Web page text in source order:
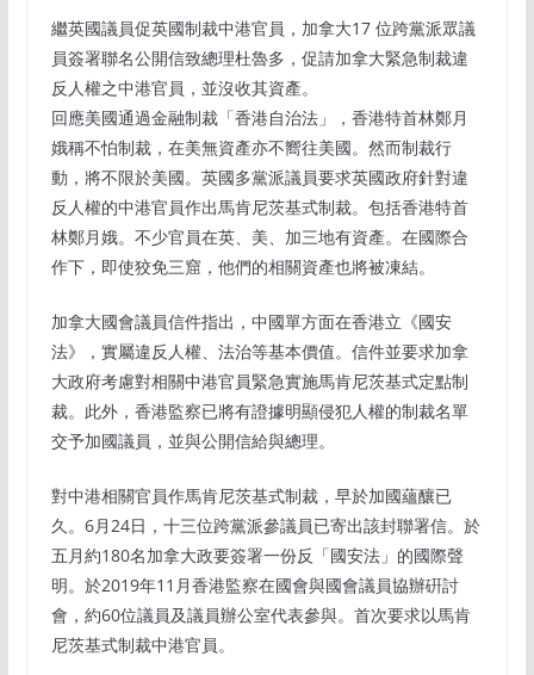
繼英國議員促英國制裁中港官員，加拿⼤17 位跨黨派眾議
員簽署聯名公開信致總理杜魯多，促請加拿⼤緊急制裁違
反⼈權之中港官員，並沒收其資產。
回應美國通過⾦融制裁「⾹港⾃治法」，⾹港特⾸林鄭⽉
娥稱不怕制裁，在美無資產亦不嚮往美國。然⽽制裁⾏
動，將不限於美國。英國多黨派議員要求英國政府針對違
反⼈權的中港官員作出⾺肯尼茨基式制裁。包括⾹港特⾸
林鄭⽉娥。不少官員在英、美、加三地有資產。在國際合
作下，即使狡免三窟，他們的相關資產也將被凍結。
加拿⼤國會議員信件指出，中國單⽅⾯在⾹港⽴《國安
法》，實屬違反⼈權、法治等基本價值。信件並要求加拿
⼤政府考慮對相關中港官員緊急實施⾺肯尼茨基式定點制
裁。此外，⾹港監察已將有證據明顯侵犯⼈權的制裁名單
交予加國議員，並與公開信給與總理。
對中港相關官員作⾺肯尼茨基式制裁，早於加國蘊釀已
久。6⽉24⽇，⼗三位跨黨派參議員已寄出該封聯署信。於
五⽉約180名加拿⼤政要簽署⼀份反「國安法」的國際聲
明。於2019年11⽉⾹港監察在國會與國會議員協辦硏討
會，約60位議員及議員辦公室代表參與。⾸次要求以⾺肯
尼茨基式制裁中港官員。